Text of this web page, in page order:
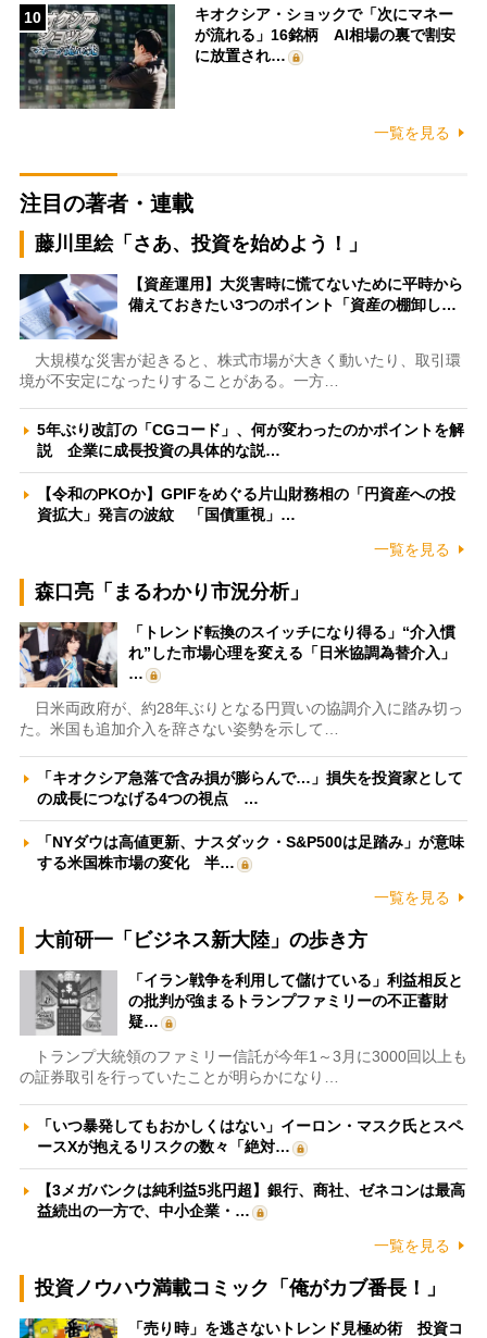
10
キオクシア・ショックで「次にマネー
が流れる」16銘柄 AI相場の裏で割安
に放置され…
一覧を見る
注目の著者・連載
藤川里絵「さあ、投資を始めよう！」
【資産運用】大災害時に慌てないために平時から
備えておきたい3つのポイント「資産の棚卸し…
大規模な災害が起きると、株式市場が大きく動いたり、取引環
境が不安定になったりすることがある。一方…
5年ぶり改訂の「CGコード」、何が変わったのかポイントを解
説 企業に成長投資の具体的な説…
【令和のPKOか】GPIFをめぐる片山財務相の「円資産への投
資拡大」発言の波紋 「国債重視」…
一覧を見る
森口亮「まるわかり市況分析」
「トレンド転換のスイッチになり得る」“介入慣
れ”した市場心理を変える「日米協調為替介入」
…
日米両政府が、約28年ぶりとなる円買いの協調介入に踏み切っ
た。米国も追加介入を辞さない姿勢を示して…
「キオクシア急落で含み損が膨らんで…」損失を投資家として
の成長につなげる4つの視点 …
「NYダウは高値更新、ナスダック・S&P500は足踏み」が意味
する米国株市場の変化 半…
一覧を見る
大前研一「ビジネス新大陸」の歩き方
「イラン戦争を利用して儲けている」利益相反と
の批判が強まるトランプファミリーの不正蓄財
疑…
トランプ大統領のファミリー信託が今年1～3月に3000回以上も
の証券取引を行っていたことが明らかになり…
「いつ暴発してもおかしくはない」イーロン・マスク氏とスペ
ースXが抱えるリスクの数々「絶対…
【3メガバンクは純利益5兆円超】銀行、商社、ゼネコンは最高
益続出の一方で、中小企業・…
一覧を見る
投資ノウハウ満載コミック「俺がカブ番長！」
「売り時」を逃さないトレンド見極め術 投資コ